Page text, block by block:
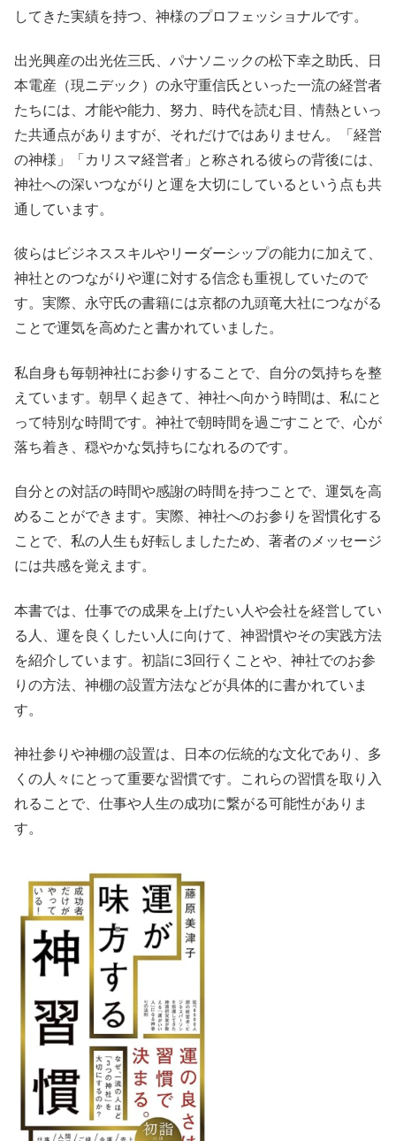
してきた実績を持つ、神様のプロフェッショナルです。
出光興産の出光佐三氏、パナソニックの松下幸之助氏、日
本電産（現ニデック）の永守重信氏といった一流の経営者
たちには、才能や能力、努力、時代を読む目、情熱といっ
た共通点がありますが、それだけではありません。「経営
の神様」「カリスマ経営者」と称される彼らの背後には、
神社への深いつながりと運を大切にしているという点も共
通しています。
彼らはビジネススキルやリーダーシップの能力に加えて、
神社とのつながりや運に対する信念も重視していたので
す。実際、永守氏の書籍には京都の九頭竜大社につながる
ことで運気を高めたと書かれていました。
私自身も毎朝神社にお参りすることで、自分の気持ちを整
えています。朝早く起きて、神社へ向かう時間は、私にと
って特別な時間です。神社で朝時間を過ごすことで、心が
落ち着き、穏やかな気持ちになれるのです。
自分との対話の時間や感謝の時間を持つことで、運気を高
めることができます。実際、神社へのお参りを習慣化する
ことで、私の人生も好転しましたため、著者のメッセージ
には共感を覚えます。
本書では、仕事での成果を上げたい人や会社を経営してい
る人、運を良くしたい人に向けて、神習慣やその実践方法
を紹介しています。初詣に3回行くことや、神社でのお参
りの方法、神棚の設置方法などが具体的に書かれていま
す。
神社参りや神棚の設置は、日本の伝統的な文化であり、多
くの人々にとって重要な習慣です。これらの習慣を取り入
れることで、仕事や人生の成功に繋がる可能性がありま
す。